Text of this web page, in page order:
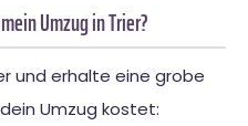
Umzug in Trier?
und erhalte eine grobe
Umzug kostet: